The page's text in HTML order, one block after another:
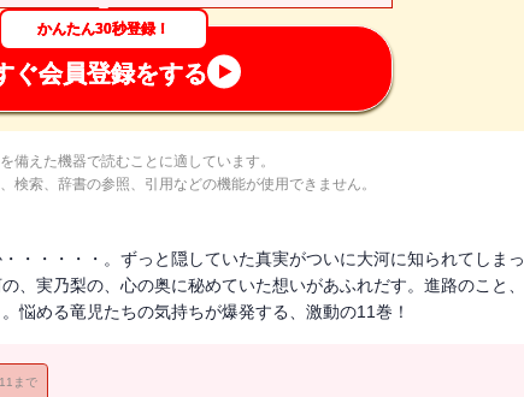
かんたん30秒登録！
ぐ会員登録をする
えた機器で読むことに適しています。
検索、辞書の参照、引用などの機能が使用できません。
・・・・・。ずっと隠していた真実がついに大河に知られてしまっ
、実乃梨の、心の奥に秘めていた想いがあふれだす。進路のこと、
悩める竜児たちの気持ちが爆発する、激動の11巻！
まで